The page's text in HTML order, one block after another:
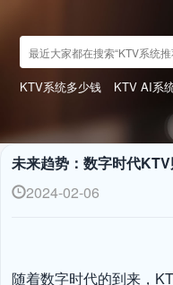
KTV系统多少钱 KTV AI系
未来趋势：数字时代
2024-02-06
随着数字时代的到来，